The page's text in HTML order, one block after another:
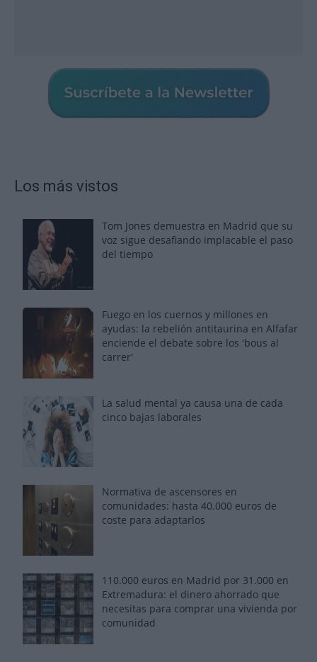
Los más vistos
Tom Jones demuestra en Madrid que su
voz sigue desafiando implacable el paso
del tiempo
Fuego en los cuernos y millones en
ayudas: la rebelión antitaurina en Alfafar
enciende el debate sobre los 'bous al
carrer'
La salud mental ya causa una de cada
cinco bajas laborales
Normativa de ascensores en
comunidades: hasta 40.000 euros de
coste para adaptarlos
110.000 euros en Madrid por 31.000 en
Extremadura: el dinero ahorrado que
necesitas para comprar una vivienda por
comunidad